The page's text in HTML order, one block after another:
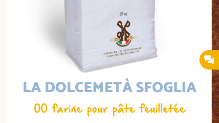
LA DOLCEMETÀ SFOGLIA
00 farine pour pâte feuilletée